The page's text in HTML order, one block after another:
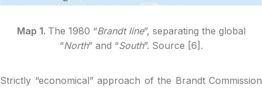
Map 1. The 1980 “Brandt line”, separating the global
“North” and “South”. Source [6].
Strictly “economical” approach of the Brandt Commission